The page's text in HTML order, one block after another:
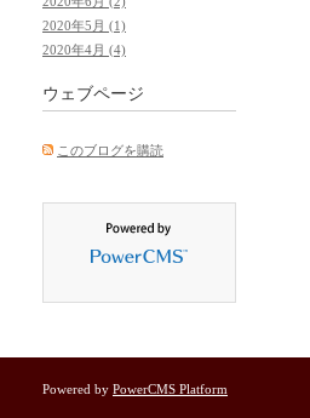
2020年5月 (1)
2020年4月 (4)
ウェブページ
このブログを購読
Powered by PowerCMS Platform